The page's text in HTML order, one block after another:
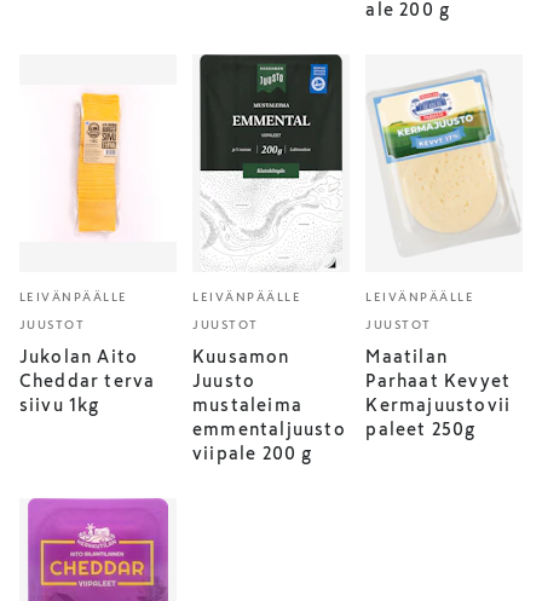
ale 200 g
LEIVÄNPÄÄLLE
JUUSTOT
Jukolan Aito
Cheddar terva
siivu 1kg
LEIVÄNPÄÄLLE
JUUSTOT
Kuusamon
Juusto
mustaleima
emmentaljuusto
viipale 200 g
LEIVÄNPÄÄLLE
JUUSTOT
Maatilan
Parhaat Kevyet
Kermajuustovii
paleet 250g